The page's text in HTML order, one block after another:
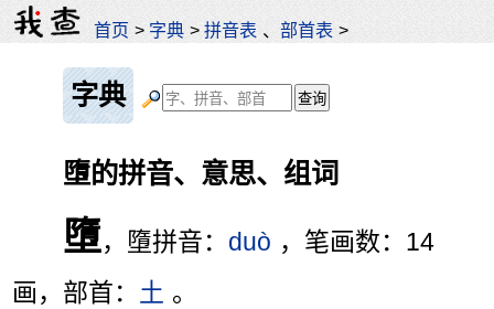
首页 > 字典 >拼音表 、部首表 >
字典
墮的拼音、意思、组词
墮，墮拼音： duò ，笔画数：14
画，部首： 土 。